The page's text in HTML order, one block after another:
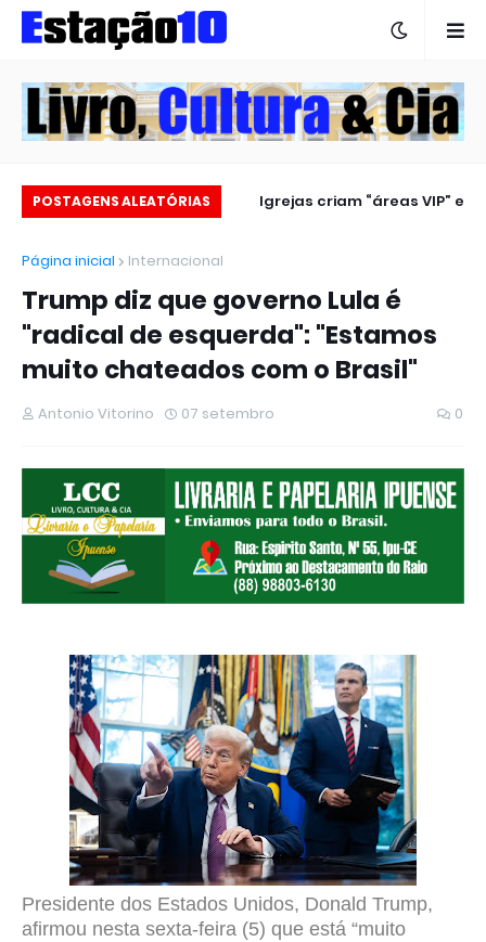
POSTAGENS ALEATÓRIAS
Igrejas criam “áreas VIP” e
10 no carnaval 2025
Página inicial Internacional
Trump diz que governo Lula é
"radical de esquerda": "Estamos
muito chateados com o Brasil"
Antonio Vitorino 07 setembro 0
Presidente dos Estados Unidos, Donald Trump,
afirmou nesta sexta-feira (5) que está “muito